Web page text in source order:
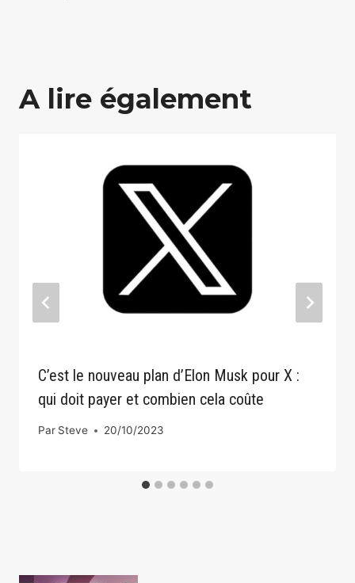
A lire également
C’est le nouveau plan d’Elon Musk pour X :
qui doit payer et combien cela coûte
Par Steve 20/10/2023